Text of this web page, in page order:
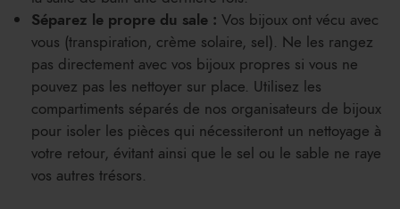
Séparez le propre du sale : Vos bijoux ont vécu avec
vous (transpiration, crème solaire, sel). Ne les rangez
pas directement avec vos bijoux propres si vous ne
pouvez pas les nettoyer sur place. Utilisez les
compartiments séparés de nos organisateurs de bijoux
pour isoler les pièces qui nécessiteront un nettoyage à
votre retour, évitant ainsi que le sel ou le sable ne raye
vos autres trésors.